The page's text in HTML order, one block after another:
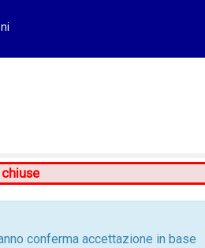
conferma accettazione in base